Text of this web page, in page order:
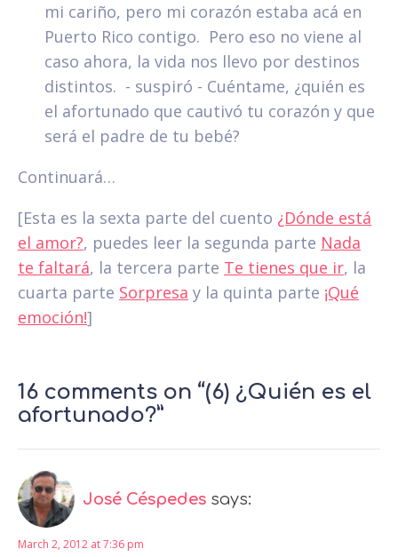
mi cariño, pero mi corazón estaba acá en
Puerto Rico contigo. Pero eso no viene al
caso ahora, la vida nos llevo por destinos
distintos. - suspiró - Cuéntame, ¿quién es
el afortunado que cautivó tu corazón y que
será el padre de tu bebé?
Continuará…
[Esta es la sexta parte del cuento ¿Dónde está
el amor?, puedes leer la segunda parte Nada
te faltará, la tercera parte Te tienes que ir, la
cuarta parte Sorpresa y la quinta parte ¡Qué
emoción!]
16 comments on “(6) ¿Quién es el
afortunado?”
José Céspedes says:
March 2, 2012 at 7:36 pm